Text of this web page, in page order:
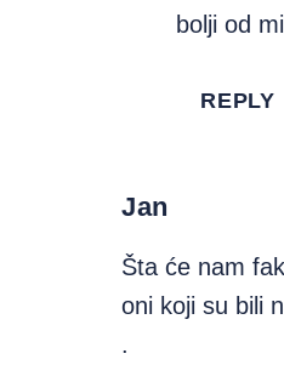
bolji od
REPLY
Jan
Šta će nam
oni koji su bili
.